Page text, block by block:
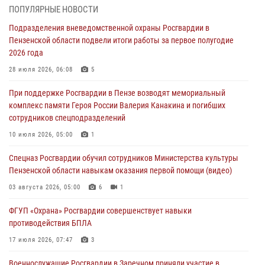
В Заречном росгвардейцы почтили память легендарного генерала
05 августа 2026, 07:00
Сотрудники пензенского ОМОН «Страж» познакомили участников
сборов «Гвардеец» с вооружением и техникой Росгвардии
В Пензе сотрудники Росгвардии оказали помощь
дезориентированному пенсионеру
05 августа 2026, 04:00
В Пензе при силовой поддержке Росгвардии пресечена
деятельность ОПГ, маскировавшейся под реабилитационный центр
(видео)
ПОПУЛЯРНЫЕ НОВОСТИ
Подразделения вневедомственной охраны Росгвардии в
Пензенской области подвели итоги работы за первое полугодие
2026 года
28 июля 2026, 06:08 5
При поддержке Росгвардии в Пензе возводят мемориальный
комплекс памяти Героя России Валерия Канакина и погибших
сотрудников спецподразделений
10 июля 2026, 05:00 1
Спецназ Росгвардии обучил сотрудников Министерства культуры
Пензенской области навыкам оказания первой помощи (видео)
03 августа 2026, 05:00 6 1
ФГУП «Охрана» Росгвардии совершенствует навыки
противодействия БПЛА
17 июля 2026, 07:47 3